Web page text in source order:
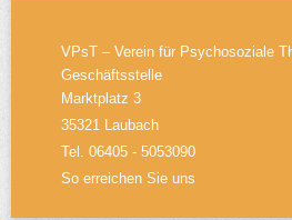
VPsT – Verein für Psychosoziale
Geschäftsstelle
Marktplatz 3
35321 Laubach
Tel. 06405 - 5053090
So erreichen Sie uns